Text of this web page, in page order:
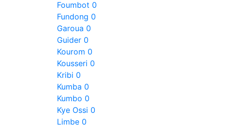
Foumbot 0
Fundong 0
Garoua 0
Guider 0
Kourom 0
Kousseri 0
Kribi 0
Kumba 0
Kumbo 0
Kye Ossi 0
Limbe 0